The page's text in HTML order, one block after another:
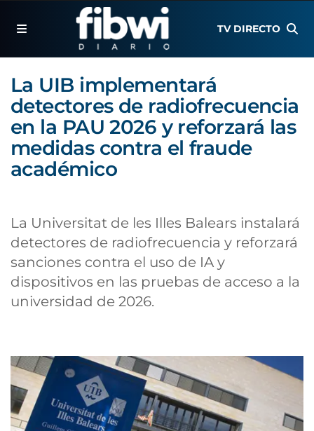
TV DIRECTO
La UIB implementará
detectores de radiofrecuencia
en la PAU 2026 y reforzará las
medidas contra el fraude
académico
La Universitat de les Illes Balears instalará
detectores de radiofrecuencia y reforzará
sanciones contra el uso de IA y
dispositivos en las pruebas de acceso a la
universidad de 2026.